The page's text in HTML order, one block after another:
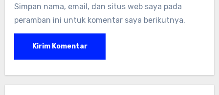
Simpan nama, email, dan situs web saya pada
peramban ini untuk komentar saya berikutnya.